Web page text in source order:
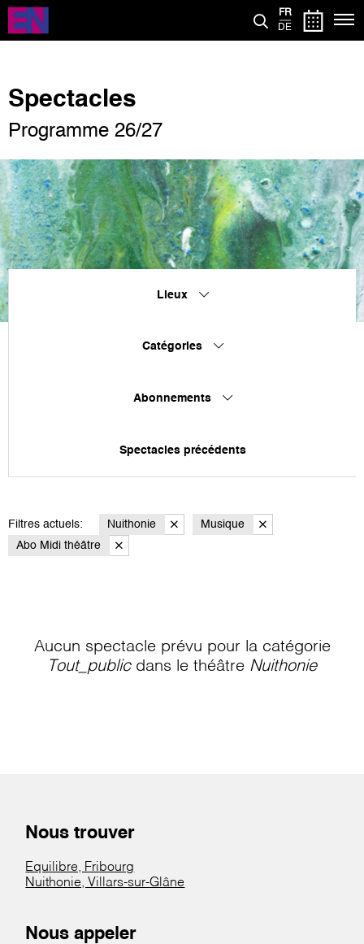
Aller
contenu
FR
DE
Spectacles
Programme 26/27
Lieux
Catégories
Abonnements
Spectacles précédents
Filtres actuels: Nuithonie
Musique
Abo Midi théâtre
Aucun spectacle prévu pour la catégorie
Tout_publicdans le théâtre Nuithonie
Nous trouver
Equilibre, Fribourg
Nuithonie, Villars-sur-Glâne
Nous appeler